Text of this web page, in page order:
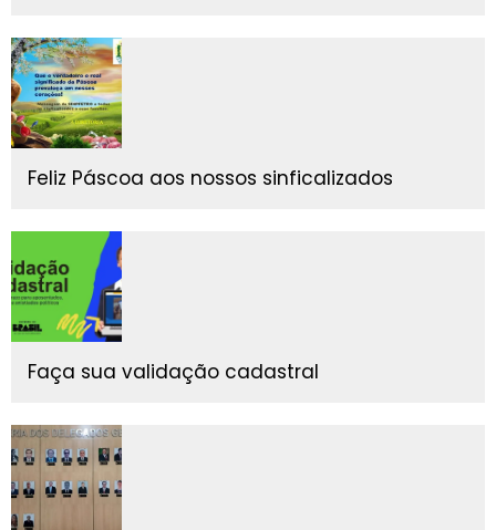
Feliz Páscoa aos nossos sinficalizados
Faça sua validação cadastral